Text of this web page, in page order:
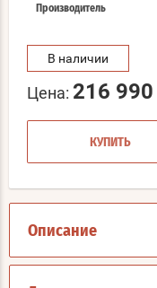
Производитель
В наличии
Цена: 216 990
КУПИТЬ
Описание